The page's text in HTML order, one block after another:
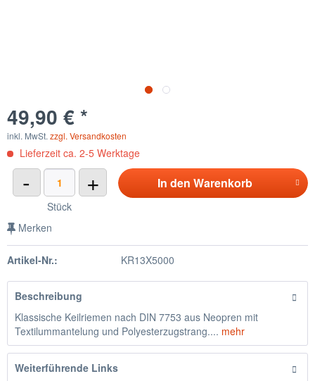
49,90 € *
inkl. MwSt. zzgl. Versandkosten
Lieferzeit ca. 2-5 Werktage
- +
Stück
In den Warenkorb
Merken
Artikel-Nr.: KR13X5000
Beschreibung
Klassische Keilriemen nach DIN 7753 aus Neopren mit
Textilummantelung und Polyesterzugstrang.... mehr
Weiterführende Links